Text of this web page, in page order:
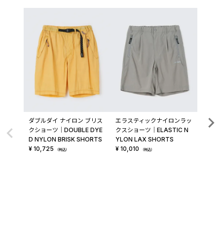
ダブルダイ ナイロン ブリス
クショーツ│DOUBLE DYE
D NYLON BRISK SHORTS
¥ 10,725 （税込）
エラスティックナイロンラッ
クスショーツ│ELASTIC N
YLON LAX SHORTS
¥ 10,010 （税込）
トレ